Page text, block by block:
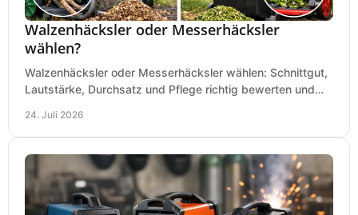
Walzenhäcksler oder Messerhäcksler
wählen?
Walzenhäcksler oder Messerhäcksler wählen: Schnittgut,
Lautstärke, Durchsatz und Pflege richtig bewerten und
24. Juli 2026